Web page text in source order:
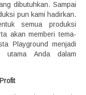
dibutuhkan. Sampai
pun kami hadirkan.
semua produksi
akan memberi tema-
Playground menjadi
utama Anda dalam